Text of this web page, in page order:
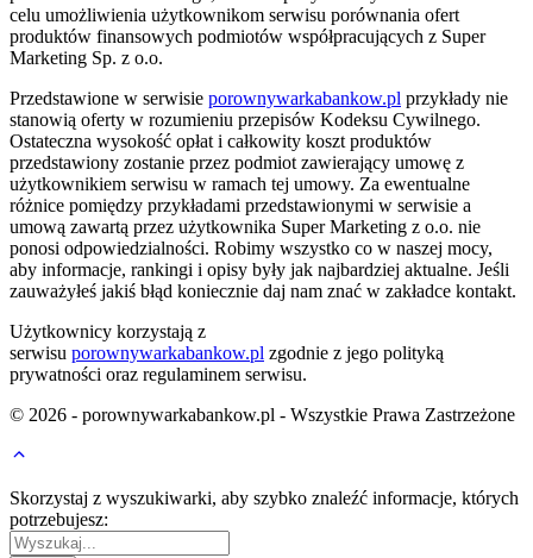
celu umożliwienia użytkownikom serwisu porównania ofert
produktów finansowych podmiotów współpracujących z Super
Marketing Sp. z o.o.
Przedstawione w serwisie porownywarkabankow.pl przykłady nie
stanowią oferty w rozumieniu przepisów Kodeksu Cywilnego.
Ostateczna wysokość opłat i całkowity koszt produktów
przedstawiony zostanie przez podmiot zawierający umowę z
użytkownikiem serwisu w ramach tej umowy. Za ewentualne
różnice pomiędzy przykładami przedstawionymi w serwisie a
umową zawartą przez użytkownika Super Marketing z o.o. nie
ponosi odpowiedzialności. Robimy wszystko co w naszej mocy,
aby informacje, rankingi i opisy były jak najbardziej aktualne. Jeśli
zauważyłeś jakiś błąd koniecznie daj nam znać w zakładce kontakt.
Użytkownicy korzystają z
serwisu porownywarkabankow.pl zgodnie z jego polityką
prywatności oraz regulaminem serwisu.
© 2026 - porownywarkabankow.pl - Wszystkie Prawa Zastrzeżone
Skorzystaj z wyszukiwarki, aby szybko znaleźć informacje, których
potrzebujesz: